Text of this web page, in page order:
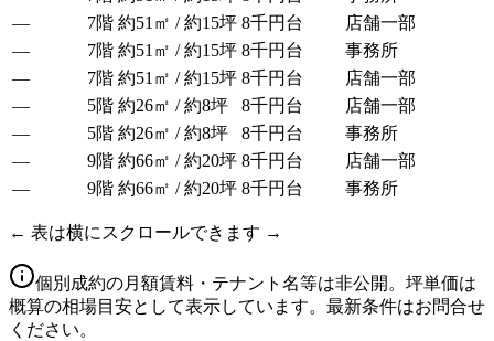
—
7階 約51㎡ / 約15坪 8千円台
店舗一部
—
7階 約51㎡ / 約15坪 8千円台
事務所
—
7階 約51㎡ / 約15坪 8千円台
店舗一部
—
5階 約26㎡ / 約8坪 8千円台
店舗一部
—
5階 約26㎡ / 約8坪 8千円台
事務所
—
9階 約66㎡ / 約20坪 8千円台
店舗一部
—
9階 約66㎡ / 約20坪 8千円台 事務所
← 表は横にスクロールできます →
個別成約の月額賃料・テナント名等は非公開。坪単価は
概算の相場目安として表示しています。最新条件はお問合せ
ください。